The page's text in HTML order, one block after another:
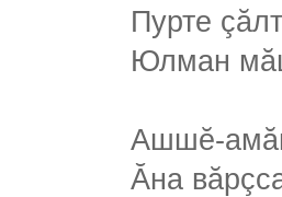
Пурте
Юлман
Ашшĕ-
Ăна